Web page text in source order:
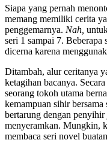
Siapa yang pernah
memang memiliki cerita
penggemarnya. Nah,
seri 1 sampai 7.
dicerna karena
Ditambah, alur ceritanya
ketagihan bacanya.
seorang tokoh utama
kemampuan sihir
bertarung dengan
menyeramkan. Mungkin,
membaca seri novel